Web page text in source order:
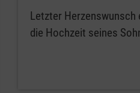
Letzter
die Hochzeit seines